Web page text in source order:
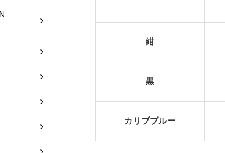
紺
黒
カリブブルー